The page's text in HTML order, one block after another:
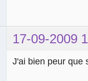
17-09-2009
J'ai bien peur que